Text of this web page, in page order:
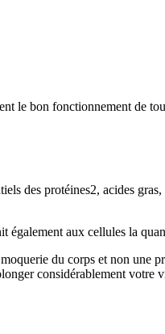
le bon fonctionnement de
des protéines2, acides
aux cellules la
du corps et non une
considérablement votre